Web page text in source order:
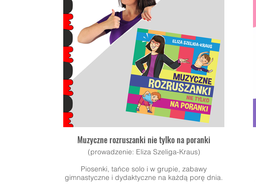
Muzyczne rozruszanki nie tylko na poranki
(prowadzenie: Eliza Szeliga-Kraus)
​Piosenki, tańce solo i w grupie, zabawy
gimnastyczne i dydaktyczne na każdą porę dnia.